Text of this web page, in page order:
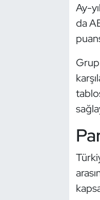
Ay-
da
Hava Sporları
İşitme Engelli
Judo ve Kuraş